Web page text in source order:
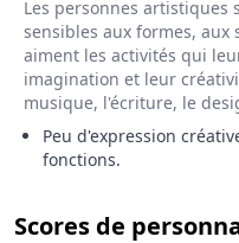
Les personnes artistiques
sensibles aux formes, aux
aiment les activités qui
imagination et leur
musique, l'écriture, le
Peu d'expression
fonctions.
Scores de